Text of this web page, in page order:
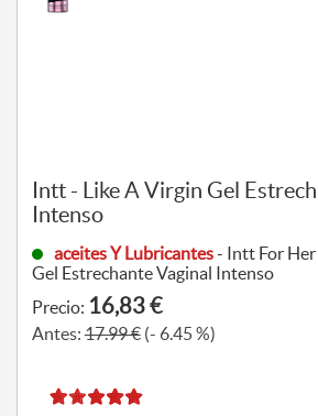
Intt - Like A Virgin Gel
Intenso
aceites Y Lubricantes- Intt For Her
Gel Estrechante Vaginal Intenso
Precio: 16,83 €
Antes:17.99 €(- 6.45 %)